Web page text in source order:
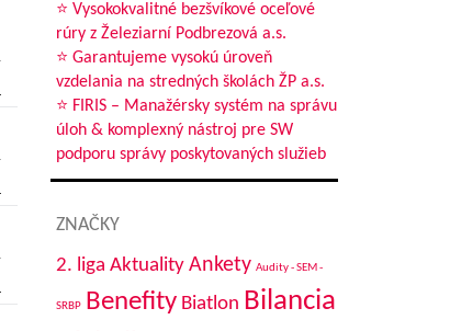
⭐ Vysokokvalitné bezšvíkové oceľové
rúry z Železiarní Podbrezová a.s.
⭐ Garantujeme vysokú úroveň
vzdelania na stredných školách ŽP a.s.
⭐ FIRIS – Manažérsky systém na správu
úloh & komplexný nástroj pre SW
podporu správy poskytovaných služieb
ZNAČKY
2. liga Aktuality Ankety Audity - SEM -
SRBP Benefity Biatlon Bilancia